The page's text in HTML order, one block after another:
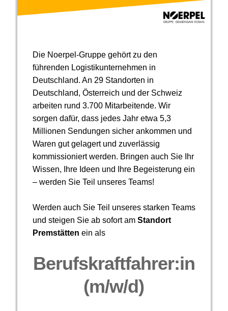
Die Noerpel-Gruppe gehört zu den
führenden Logistikunternehmen in
Deutschland. An 29 Standorten in
Deutschland, Österreich und der Schweiz
arbeiten rund 3.700 Mitarbeitende. Wir
sorgen dafür, dass jedes Jahr etwa 5,3
Millionen Sendungen sicher ankommen und
Waren gut gelagert und zuverlässig
kommissioniert werden. Bringen auch Sie Ihr
Wissen, Ihre Ideen und Ihre Begeisterung ein
– werden Sie Teil unseres Teams!
Werden auch Sie Teil unseres starken Teams
und steigen Sie ab sofort am Standort
Premstätten ein als
Berufskraftfahrer:in
(m/w/d)